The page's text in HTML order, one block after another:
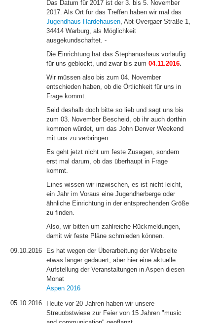
Das Datum für 2017 ist der 3. bis 5. November
2017. Als Ort für das Treffen haben wir mal das
Jugendhaus Hardehausen, Abt-Overgaer-Straße 1,
34414 Warburg, als Möglichkeit
ausgekundschaftet. -
Die Einrichtung hat das Stephanushaus vorläufig
für uns geblockt, und zwar bis zum 04.11.2016.
Wir müssen also bis zum 04. November
entschieden haben, ob die Örtlichkeit für uns in
Frage kommt.
Seid deshalb doch bitte so lieb und sagt uns bis
zum 03. November Bescheid, ob ihr auch dorthin
kommen würdet, um das John Denver Weekend
mit uns zu verbringen.
Es geht jetzt nicht um feste Zusagen, sondern
erst mal darum, ob das überhaupt in Frage
kommt.
Eines wissen wir inzwischen, es ist nicht leicht,
ein Jahr im Voraus eine Jugendherberge oder
ähnliche Einrichtung in der entsprechenden Größe
zu finden.
Also, wir bitten um zahlreiche Rückmeldungen,
damit wir feste Pläne schmieden können.
09.10.2016
Es hat wegen der Überarbeitung der Webseite
etwas länger gedauert, aber hier eine aktuelle
Aufstellung der Veranstaltungen in Aspen diesen
Monat
Aspen 2016
05.10.2016
Heute vor 20 Jahren haben wir unsere
Streuobstwiese zur Feier von 15 Jahren "music